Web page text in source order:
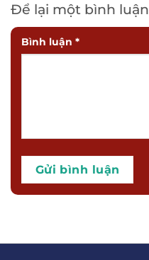
Để lại một bình luận
Bình luận *